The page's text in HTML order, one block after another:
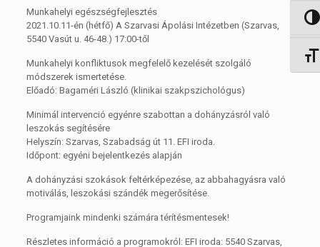
Munkahelyi egészségfejlesztés
2021.10.11-én (hétfő) A Szarvasi Ápolási Intézetben (Szarvas,
5540 Vasút u. 46-48.) 17:00-től
Munkahelyi konfliktusok megfelelő kezelését szolgáló
módszerek ismertetése.
Előadó: Bagaméri László (klinikai szakpszichológus)
Minimál intervenció egyénre szabottan a dohányzásról való
leszokás segítésére
Helyszín: Szarvas, Szabadság út 11. EFI iroda.
Időpont: egyéni bejelentkezés alapján
A dohányzási szokások feltérképezése, az abbahagyásra való
motiválás, leszokási szándék megerősítése.
Programjaink mindenki számára térítésmentesek!
Részletes információ a programokról: EFI iroda: 5540 Szarvas,